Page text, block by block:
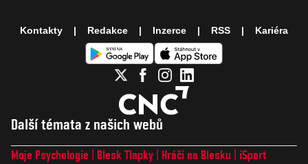
Další témata z našich webů
Moje Psychologie Blesk Tlapky Hráči na Blesku
iSport
Kontakty Redakce Inzerce RSS Kariéra